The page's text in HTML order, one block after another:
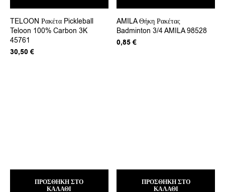
TELOON Ρακέτα Pickleball
Teloon 100% Carbon 3K
45761
30,50 €
AMILA Θήκη Ρακέτας
Badminton 3/4 AMILA 98528
0,85€
ΠΡΟΣΘΉΚΗ ΣΤΟ
ΚΑΛΆΘΙ
ΠΡΟΣΘΉΚΗ ΣΤΟ
ΚΑΛΆΘΙ